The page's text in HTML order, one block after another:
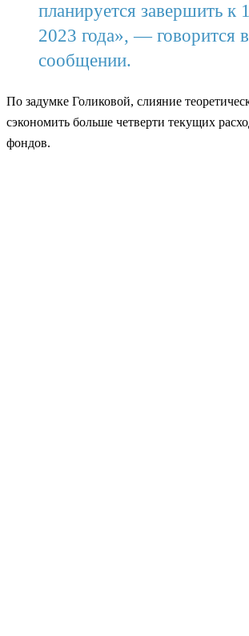
планируется завершить к
2023 года», — говорится в
сообщении.
По задумке Голиковой, слияние
сэкономить больше четверти текущих
фондов.